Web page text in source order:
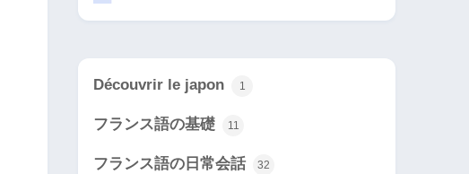
Découvrir le japon 1
フランス語の基礎 11
フランス語の日常会話 32